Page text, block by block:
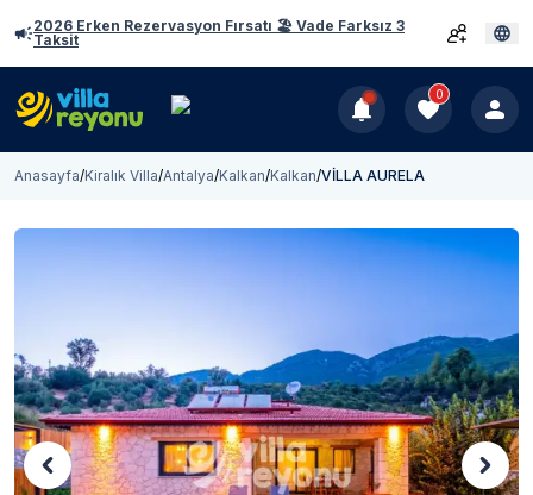
2026 Erken Rezervasyon Fırsatı 🏖️ Vade Farksız 3
Taksit
0
Anasayfa/Kiralık Villa/Antalya/Kalkan/Kalkan/VİLLA AURELA